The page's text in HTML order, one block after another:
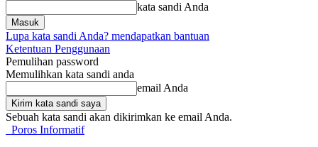
kata sandi Anda
Lupa kata sandi Anda? mendapatkan bantuan
Ketentuan Penggunaan
Pemulihan password
Memulihkan kata sandi anda
email Anda
Sebuah kata sandi akan dikirimkan ke email Anda.
Poros Informatif